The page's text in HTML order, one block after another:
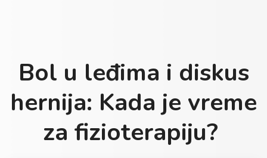
Bol u leđima i diskus
hernija: Kada je vreme
za fizioterapiju?